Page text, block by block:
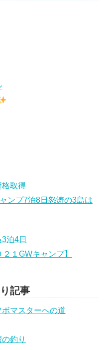
格取得
ンプ7泊8日怒涛の3島は
泊4日
１GWキャンプ】
記事
マスターへの道
釣り